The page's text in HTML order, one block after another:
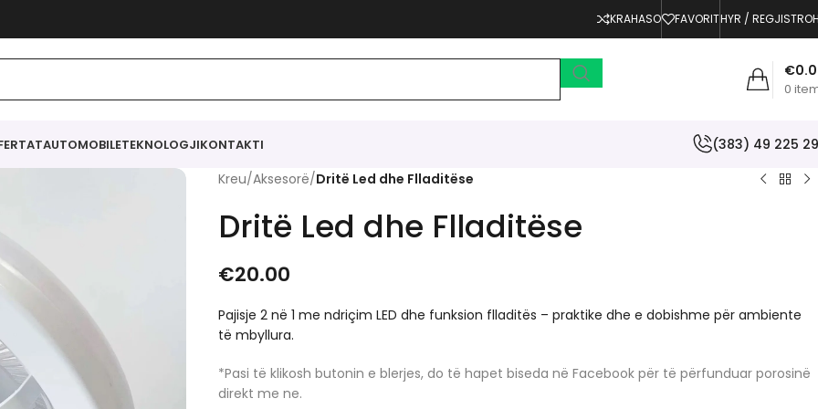
KRAHASO FAVORITHYR /
0
€
AUTOMOBILETEKNOLOGJIKONTAKTI (383) 49 225
Kreu/Aksesorë/Dritë Led dhe Flladitëse
Dritë Led dhe Flladitëse
€20.00
Pajisje 2 në 1 me ndriçim LED dhe funksion flladitës – praktike dhe e dobishme për ambiente
të mbyllura.
*Pasi të klikosh butonin e blerjes, do të hapet biseda në Facebook për të përfunduar porosinë
direkt me ne.